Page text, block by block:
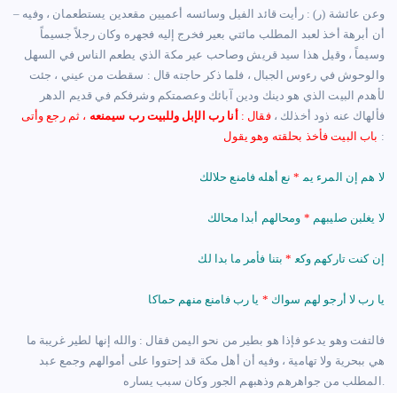
– وعن عائشة (ر) : رأيت قائد الفيل وسائسه أعميين مقعدين يستطعمان ، وفيه
أن أبرهة أخذ لعبد المطلب مائتي بعير فخرج إليه فجهره وكان رجلاً جسيماً
وسيماً ، وقيل هذا سيد قريش وصاحب عير مكة الذي يطعم الناس في السهل
والوحوش في رءوس الجبال ، فلما ذكر حاجته قال : سقطت من عيني ، جئت
لأهدم البيت الذي هو دينك ودين آبائك وعصمتكم وشرفكم في قديم الدهر
فألهاك عنه ذود أخذلك ،فقال : أنا رب الإبل وللبيت رب سيمنعه ، ثم رجع وأتى
باب البيت فأخذ بحلقته وهو يقول :
لا هم إن المرء يم‍ *نع أهله فامنع حلالك
لا يغلبن صليبهم * ومحالهم أبدا محالك
إن كنت تاركهم وكع‍ *بتنا فأمر ما بدا لك
يا رب لا أرجو لهم سواك * يا رب فامنع منهم حماكا
هي ببحرية ولا تهامية ، وفيه أن أهل مكة قد إحتووا على أموالهم وجمع عبد